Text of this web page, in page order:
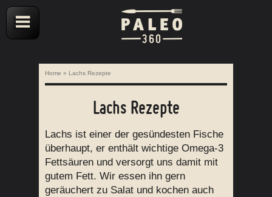
Home » Lachs Rezepte
Lachs Rezepte
Lachs ist einer der gesündesten Fische
überhaupt, er enthält wichtige Omega-3
Fettsäuren und versorgt uns damit mit
gutem Fett. Wir essen ihn gern
geräuchert zu Salat und kochen auch